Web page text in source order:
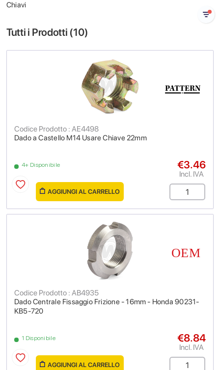
Chiavi
Tutti i Prodotti (10)
Dado a Castello M14 Usare Chiave 22mm
Codice Prodotto : AE4498
4+ Disponibile €3.46
Incl. IVA
AGGIUNGI AL CARRELLO
Dado Centrale Fissaggio Frizione - 16mm - Honda 90231-
KB5-720
Codice Prodotto : AB4935
1 Disponibile €8.84
Incl. IVA
AGGIUNGI AL CARRELLO